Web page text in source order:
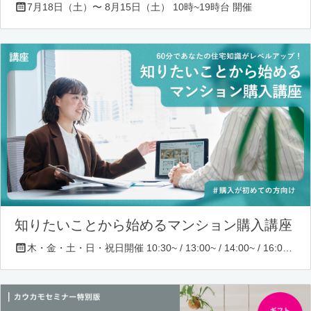
7月18日（土）〜 8月15日（土） 10時~19時台 開催
知りたいことから始めるマンション購入講座